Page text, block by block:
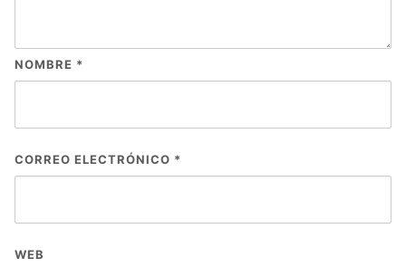
NOMBRE *
CORREO ELECTRÓNICO *
WEB